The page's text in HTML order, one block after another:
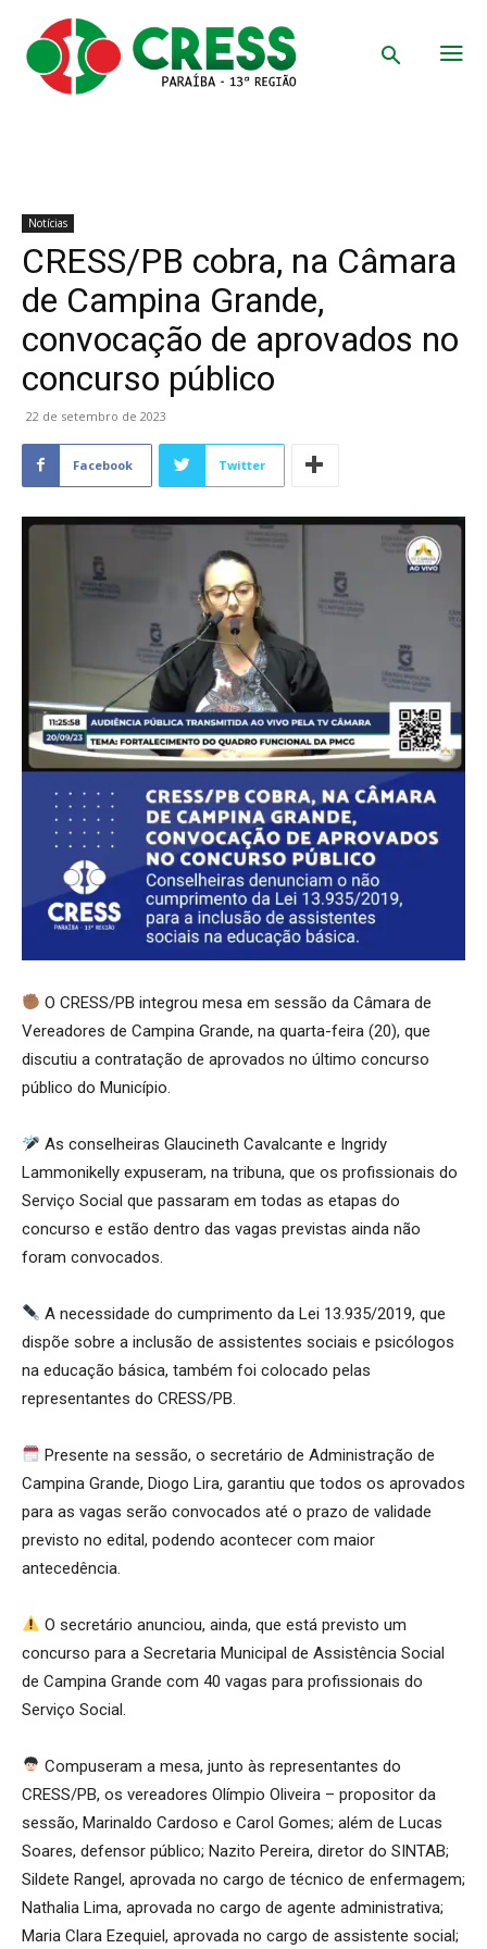
Notícias
CRESS/PB cobra, na Câmara
de Campina Grande,
convocação de aprovados no
concurso público
22 de setembro de 2023
Facebook Twitter
O CRESS/PB integrou mesa em sessão da Câmara de
Vereadores de Campina Grande, na quarta-feira (20), que
discutiu a contratação de aprovados no último concurso
público do Município.
As conselheiras Glaucineth Cavalcante e Ingridy
Lammonikelly expuseram, na tribuna, que os profissionais do
Serviço Social que passaram em todas as etapas do
concurso e estão dentro das vagas previstas ainda não
foram convocados.
A necessidade do cumprimento da Lei 13.935/2019, que
dispõe sobre a inclusão de assistentes sociais e psicólogos
na educação básica, também foi colocado pelas
representantes do CRESS/PB.
Presente na sessão, o secretário de Administração de
Campina Grande, Diogo Lira, garantiu que todos os aprovados
para as vagas serão convocados até o prazo de validade
previsto no edital, podendo acontecer com maior
antecedência.
O secretário anunciou, ainda, que está previsto um
concurso para a Secretaria Municipal de Assistência Social
de Campina Grande com 40 vagas para profissionais do
Serviço Social.
Compuseram a mesa, junto às representantes do
CRESS/PB, os vereadores Olímpio Oliveira – propositor da
sessão, Marinaldo Cardoso e Carol Gomes; além de Lucas
Soares, defensor público; Nazito Pereira, diretor do SINTAB;
Sildete Rangel, aprovada no cargo de técnico de enfermagem;
Nathalia Lima, aprovada no cargo de agente administrativa;
Maria Clara Ezequiel, aprovada no cargo de assistente social;